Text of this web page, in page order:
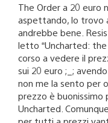
The Order a 20 euro
aspettando, lo trovo
andrebbe bene.
letto “Uncharted: the
corso a vedere il
sui 20 euro ;_;
non me la sento per
prezzo è buonissimo
Uncharted.